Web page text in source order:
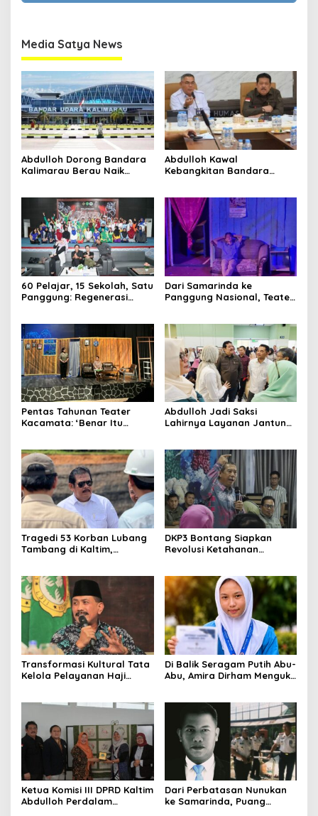
Media Satya News
Abdulloh Dorong Bandara
Kalimarau Berau Naik
Abdulloh Kawal
Kebangkitan Bandara
Proyek Strategis
60 Pelajar, 15 Sekolah, Satu
Panggung: Regenerasi
Dari Samarinda ke
Panggung Nasional, Teater
Yogyakarta
Pentas Tahunan Teater
Kacamata: ‘Benar Itu
Abdulloh Jadi Saksi
Lahirnya Layanan Jantung
Rakyat
Tragedi 53 Korban Lubang
Tambang di Kaltim,
DKP3 Bontang Siapkan
Revolusi Ketahanan
Transformasi Kultural Tata
Kelola Pelayanan Haji
Di Balik Seragam Putih Abu-
Abu, Amira Dirham Mengukir
Ketua Komisi III DPRD Kaltim
Abdulloh Perdalam
Dari Perbatasan Nunukan
ke Samarinda, Puang